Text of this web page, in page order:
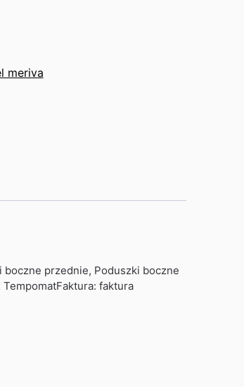
meriva
boczne przednie, Poduszki boczne
faktura